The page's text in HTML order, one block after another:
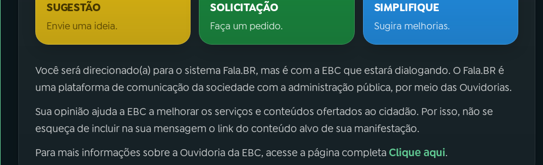
SUGESTÃO
Envie uma ideia.
SOLICITAÇÃO
Faça um pedido.
SIMPLIFIQUE
Sugira melhorias.
Você será direcionado(a) para o sistema Fala.BR, mas é com a EBC que estará dialogando. O Fala.BR é
uma plataforma de comunicação da sociedade com a administração pública, por meio das Ouvidorias.
Sua opinião ajuda a EBC a melhorar os serviços e conteúdos ofertados ao cidadão. Por isso, não se
esqueça de incluir na sua mensagem o link do conteúdo alvo de sua manifestação.
Para mais informações sobre a Ouvidoria da EBC, acesse a página completaClique aqui.